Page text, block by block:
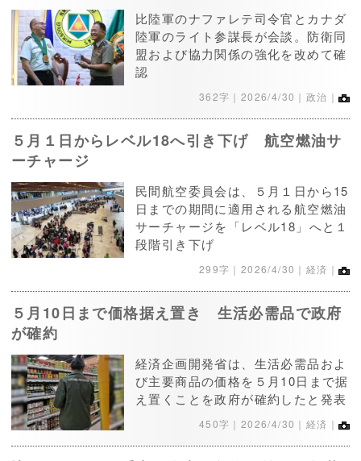
比陸軍のナファレテ司令官とカナダ
陸軍のライト参謀長が会談。防衛同
盟および協力関係の強化を改めて確
認
362字｜ 2026/4/30 ｜政治｜
５月１日からレベル18へ引き下げ 航空燃油サ
ーチャージ
民間航空委員会は、５月１日から15
日までの期間に適用される航空燃油
サーチャージを「レベル18」へと１
段階引き下げ
299字｜ 2026/4/30 ｜経済｜
５月10日まで価格据え置き 生活必需品で政府
が確約
経済企画開発省は、生活必需品およ
び主要商品の価格を５月10日まで据
え置くことを政府が確約したと発表
450字｜ 2026/4/30 ｜経済｜